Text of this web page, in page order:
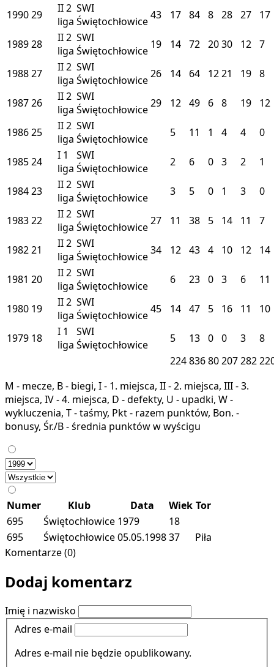
199029 II2
liga
SWI
Świętochłowice43 17 84 8 28 27 17
198928 II2
liga
SWI
Świętochłowice 19 14 72 2030 12 7
198827 II2
liga
SWI
Świętochłowice26 14 64 1221 19 8
198726 II2
liga
SWI
Świętochłowice29 12 49 6 8 19 12
198625 II2
liga
SWI
Świętochłowice
5 11 1 4 4 0
198524 I 1
liga
SWI
Świętochłowice
2 6 0 3 2 1
198423 II2
liga
SWI
Świętochłowice
3 5 0 1 3 0
198322 II2
liga
SWI
Świętochłowice27 11 38 5 14 11 7
198221 II2
liga
SWI
Świętochłowice34 12 43 4 10 12 14
1981 20 II2
liga
SWI
Świętochłowice
6 23 0 3 6 11
1980 19 II2
liga
SWI
Świętochłowice45 14 47 5 16 11 10
1979 18 I 1
liga
SWI
Świętochłowice
5 13 0 0 3
8
22483680207282
M - mecze, B - biegi, I - 1. miejsca, II - 2. miejsca, III - 3.
miejsca, IV - 4. miejsca, D - defekty, U - upadki, W -
wykluczenia, T - taśmy, Pkt - razem punktów, Bon. -
bonusy, Śr./B - średnia punktów w wyścigu
Numer Klub Data Wiek Tor
695
Świętochłowice 1979
18
695
Świętochłowice05.05.199837
Piła
Komentarze (0)
Dodaj komentarz
Imię i nazwisko
Adres e-mail
Adres e-mail nie będzie opublikowany.